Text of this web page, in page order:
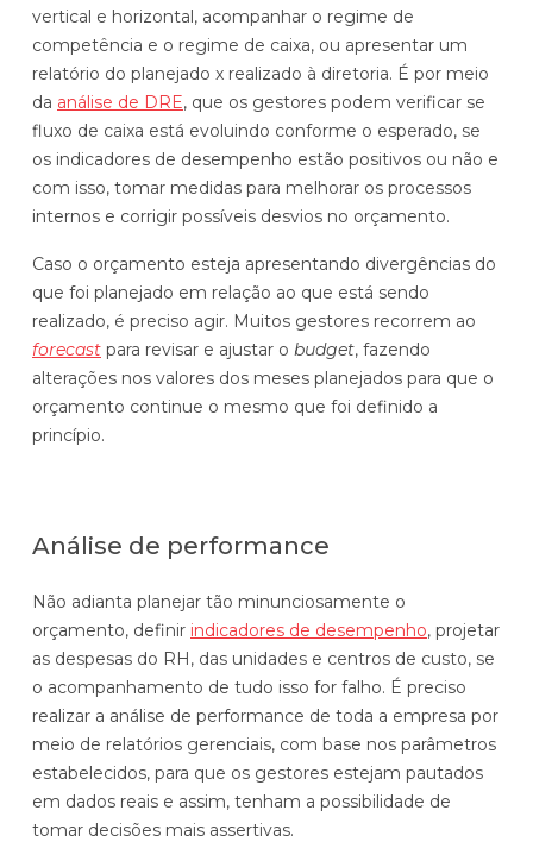
vertical e horizontal, acompanhar o regime de
competência e o regime de caixa, ou apresentar um
relatório do planejado x realizado à diretoria. É por meio
da análise de DRE, que os gestores podem verificar se
fluxo de caixa está evoluindo conforme o esperado, se
os indicadores de desempenho estão positivos ou não e
com isso, tomar medidas para melhorar os processos
internos e corrigir possíveis desvios no orçamento.
Caso o orçamento esteja apresentando divergências do
que foi planejado em relação ao que está sendo
realizado, é preciso agir. Muitos gestores recorrem ao
forecast para revisar e ajustar o budget, fazendo
alterações nos valores dos meses planejados para que o
orçamento continue o mesmo que foi definido a
princípio.
Análise de performance
Não adianta planejar tão minunciosamente o
orçamento, definir indicadores de desempenho, projetar
as despesas do RH, das unidades e centros de custo, se
o acompanhamento de tudo isso for falho. É preciso
realizar a análise de performance de toda a empresa por
meio de relatórios gerenciais, com base nos parâmetros
estabelecidos, para que os gestores estejam pautados
em dados reais e assim, tenham a possibilidade de
tomar decisões mais assertivas.